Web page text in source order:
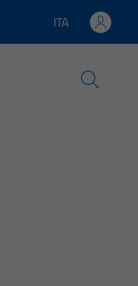
Lingua attiva:
ITA